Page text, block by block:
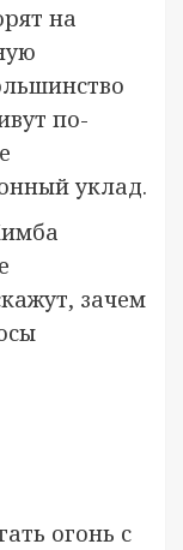
на
по-
уклад.
зачем
огонь с